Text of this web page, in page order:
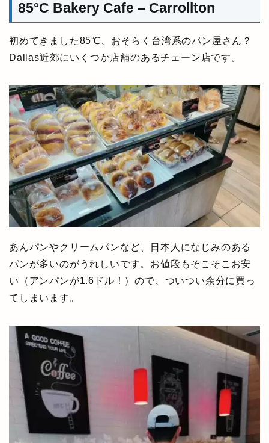
85°C Bakery Cafe – Carrollton
初めてきました85℃、おそらく台湾系のパン屋さん？
Dallas近郊にいくつか店舗のあるチェーン店です。
あんパンやクリームパンなど、日本人になじみのある
パンが多いのがうれしいです。お値段もそこそこお安
い（アンパンが1.6ドル！）ので、ついつい余分に買っ
てしまいます。